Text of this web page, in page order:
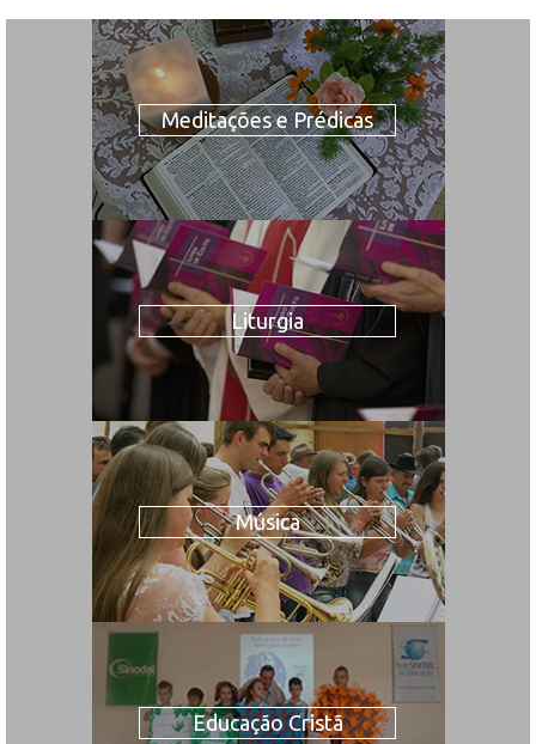
Meditações e Prédicas
Liturgia
Música
Educação Cristã